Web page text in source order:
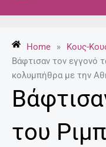
Home » Κους-
Βάφτισαν τον εγγονό
κολυμπήθρα με την
του